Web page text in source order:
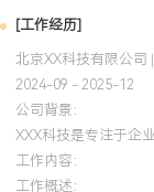
[工作经历]
北京XX科技有限公司
2024-09 - 2025-12
公司背景：
XXX科技是专注于企
工作内容：
工作概述：